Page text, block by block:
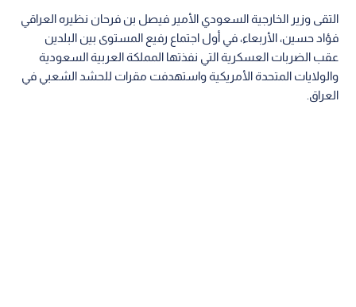
التقى وزير الخارجية السعودي الأمير فيصل بن فرحان نظيره العراقي
فؤاد حسين، الأربعاء، في أول اجتماع رفيع المستوى بين البلدين
عقب الضربات العسكرية التي نفذتها المملكة العربية السعودية
والولايات المتحدة الأمريكية واستهدفت مقرات للحشد الشعبي في
العراق.